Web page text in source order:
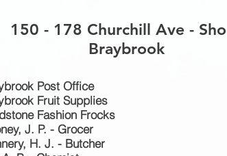
150 - 178 Churchill Ave -
Braybrook
Post Office
Fruit Supplies
Fashion Frocks
J. P. - Grocer
H. J. - Butcher